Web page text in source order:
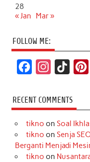
28
« Jan
Mar »
FOLLOW ME:
c
e
b
o
s
t
a
r
k
T
o
k
RECENT COMMENTS
tikno on Soal
tikno on Senja
Berganti Menjadi
tikno on